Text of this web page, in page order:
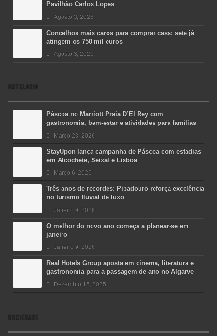
Pavilhão Carlos Lopes
Agosto 3, 2026
Concelhos mais caros para comprar casa: sete já
atingem os 750 mil euros
Agosto 3, 2026
HOTELARIA
Páscoa no Marriott Praia D’El Rey com
gastronomia, bem-estar e atividades para famílias
Março 23, 2026
StayUpon lança campanha de Páscoa com estadias
em Alcochete, Seixal e Lisboa
Março 6, 2026
Três anos de recordes: Pipadouro reforça excelência
no turismo fluvial de luxo
Janeiro 9, 2026
O melhor do novo ano começa a planear-se em
janeiro
Janeiro 9, 2026
Real Hotels Group aposta em cinema, literatura e
gastronomia para a passagem de ano no Algarve
Dezembro 15, 2025
SOCIEDADE